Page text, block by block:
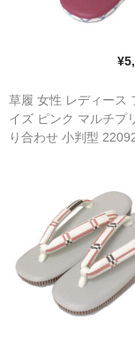
草履 女性 レディース
イズ ピンク マルチプ
り合わせ 小判型